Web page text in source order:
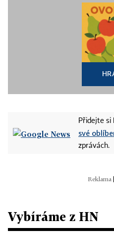
Přidejte si
své
zprávách.
Vybíráme z HN